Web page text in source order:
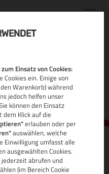
Einsatz von Cookies:
ein. Einige von
Warenkorb) während
jedoch helfen unser
können den Einsatz
Klick auf die
erlauben oder per
auswählen, welche
Einwilligung umfasst alle
ausgewählten Cookies.
abrufen und
(im Bereich Cookie